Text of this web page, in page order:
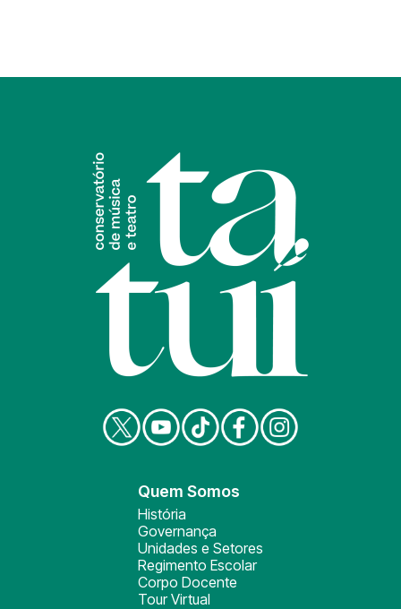
Quem Somos
História
Governança
Unidades e Setores
Regimento Escolar
Corpo Docente
Tour Virtual